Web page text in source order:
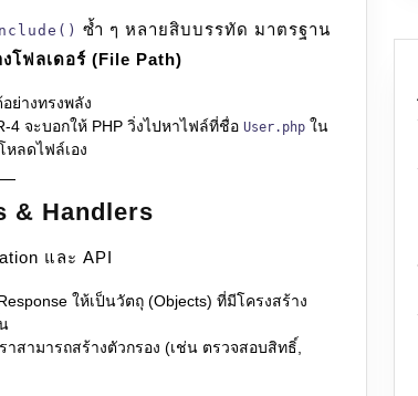
ซ้ำ ๆ หลายสิบบรรทัด มาตรฐาน
โฟลเดอร์ (File Path)
ย่างทรงพลัง
4 จะบอกให้ PHP วิ่งไปหาไฟล์ที่ชื่อ User.php ใน
หลดไฟล์เอง
& Handlers
และ API
ให้เป็นวัตถุ (Objects) ที่มีโครงสร้าง
าสามารถสร้างตัวกรอง (เช่น ตรวจสอบสิทธิ์,